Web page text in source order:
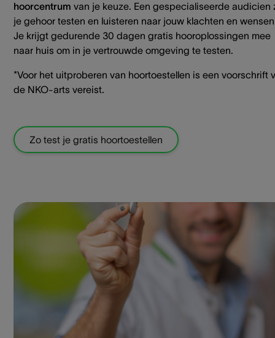
hoorcentrum van je keuze. Een gespecialiseerde audicien
je gehoor testen en luisteren naar jouw klachten en
Je krijgt gedurende 30 dagen gratis hooroplossingen mee
naar huis om in je vertrouwde omgeving te testen.
*Voor het uitproberen van hoortoestellen is een voorschrift
de NKO-arts vereist.
Zo test je gratis hoortoestellen